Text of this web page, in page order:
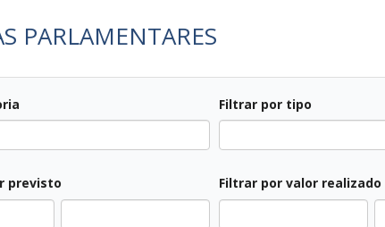
PARLAMENTARES
Filtrar por tipo
previsto Filtrar por valor realizado